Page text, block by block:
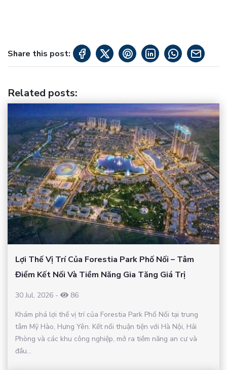
Share this post:
Related posts:
Lợi Thế Vị Trí Của Forestia Park Phố Nối – Tâm
Điểm Kết Nối Và Tiềm Năng Gia Tăng Giá Trị
30 Jul, 2026 -
86
Khám phá lợi thế vị trí của Forestia Park Phố Nối tại trung
tâm Mỹ Hào, Hưng Yên. Kết nối thuận tiện với Hà Nội, Hải
Phòng và các khu công nghiệp, mở ra tiềm năng an cư và
đầu...